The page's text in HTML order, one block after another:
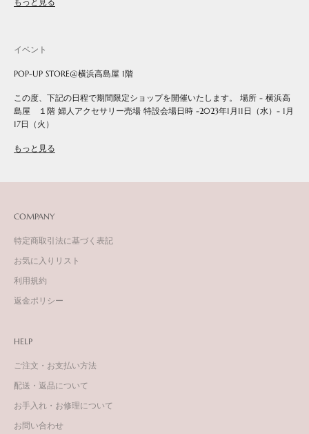
イベント
POP-UP STORE@横浜高島屋 1階
この度、下記の日程で期間限定ショップを開催いたします。 場所 - 横浜高
島屋 １階 婦人アクセサリー売場 特設会場日時 -2023年1月11日（水）- 1月
17日（火）
もっと見る
COMPANY
特定商取引法に基づく表記
お気に入りリスト
利用規約
返金ポリシー
HELP
ご注文・お支払い方法
配送・返品について
お手入れ・お修理について
お問い合わせ